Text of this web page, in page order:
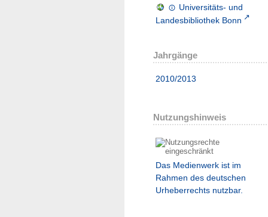
Universitäts- und
Landesbibliothek Bonn
Jahrgänge
2010/2013
Nutzungshinweis
Das Medienwerk ist im
Rahmen des deutschen
Urheberrechts nutzbar.